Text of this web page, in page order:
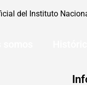
del Instituto